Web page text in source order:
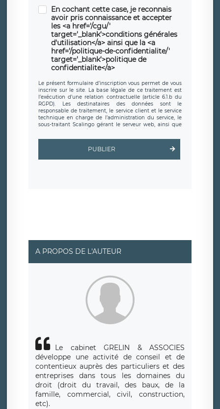
En cochant cette case, je reconnais
avoir pris connaissance et accepter
les <a href='/cgu/'
target='_blank'>conditions générales
d'utilisation</a> ainsi que la <a
href='/politique-de-confidentialite/'
target='_blank'>politique de
confidentialite</a>
Le présent formulaire d’inscription vous permet de vous
inscrire sur le site. La base légale de ce traitement est
l’exécution d’une relation contractuelle (article 6.1.b du
RGPD). Les destinataires des données sont le
responsable de traitement, le service client et le service
technique en charge de l’administration du service, le
sous-traitant Scalingo gérant le serveur web, ainsi que
toute personne légalement autorisée. Le formulaire
d’inscription est hébergé sur un serveur hébergé par
clauses de
protection conformes au RGPD
. Les données collectées
sont conservées jusqu’à ce que l’Internaute en sollicite la
rue Léopold Sédar Senghor, joignable à l’adresse mail :
responsabledetraitement@legavox.fr. Vous avez
également le droit d’introduire une réclamation auprès
d’une autorité de contrôle.
PUBLIER
A PROPOS DE L'AUTEUR
Le cabinet GRELIN & ASSOCIES
développe une activité de conseil et de
contentieux auprès des particuliers et des
entreprises dans tous les domaines du
droit (droit du travail, des baux, de la
famille, commercial, civil, construction,
etc).